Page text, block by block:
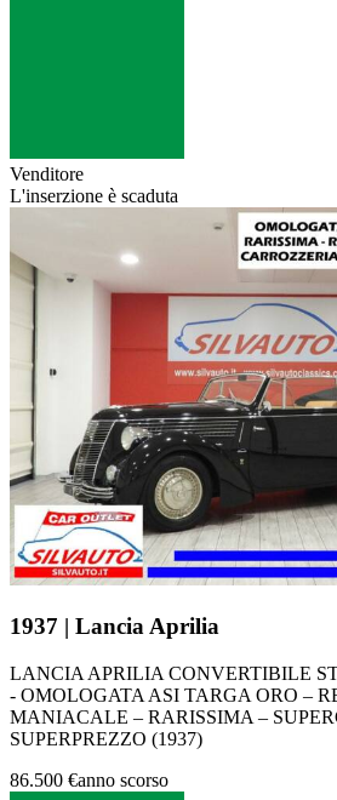
Venditore
L'inserzione è scaduta
1937 | Lancia Aprilia
LANCIA APRILIA CONVERTIBILE
- OMOLOGATA ASI TARGA ORO –
MANIACALE – RARISSIMA –
SUPERPREZZO (1937)
86.500 €anno scorso